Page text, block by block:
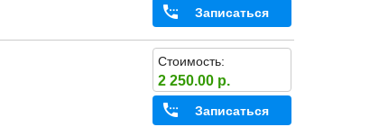
Записаться
Стоимость:
2 250.00 р.
Записаться